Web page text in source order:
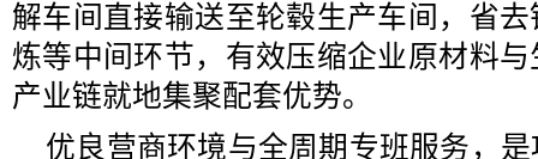
解车间直接输送至轮毂生产车间，省
炼等中间环节，有效压缩企业原材料
产业链就地集聚配套优势。
优良营商环境与全周期专班服务，